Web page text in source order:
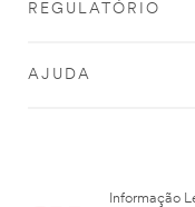
REGULATÓRIO
AJUDA
Informação